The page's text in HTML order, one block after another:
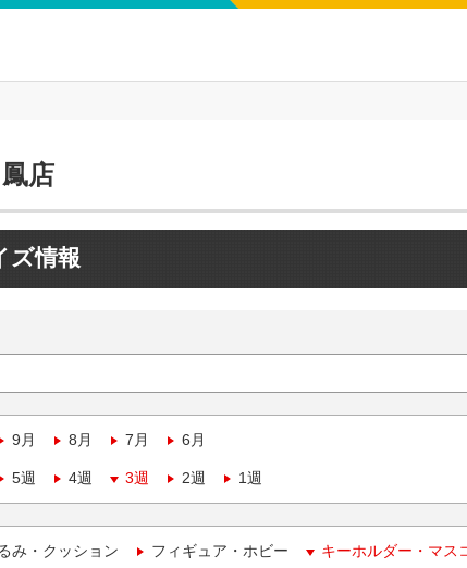
店
ズ情報
9月 8月 7月 6月
5週 4週 3週 2週 1週
み・クッション フィギュア・ホビー キーホルダー・マス